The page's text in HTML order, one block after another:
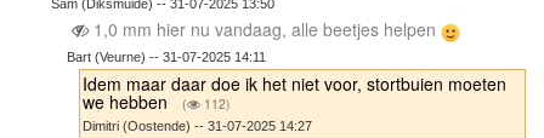
Sam (Diksmuide) -- 31-07-2025 13:50
1,0 mm hier nu vandaag, alle beetjes helpen
Bart (Veurne) -- 31-07-2025 14:11
Idem maar daar doe ik het niet voor, stortbuien moeten
we hebben ( 112)
Dimitri (Oostende) -- 31-07-2025 14:27